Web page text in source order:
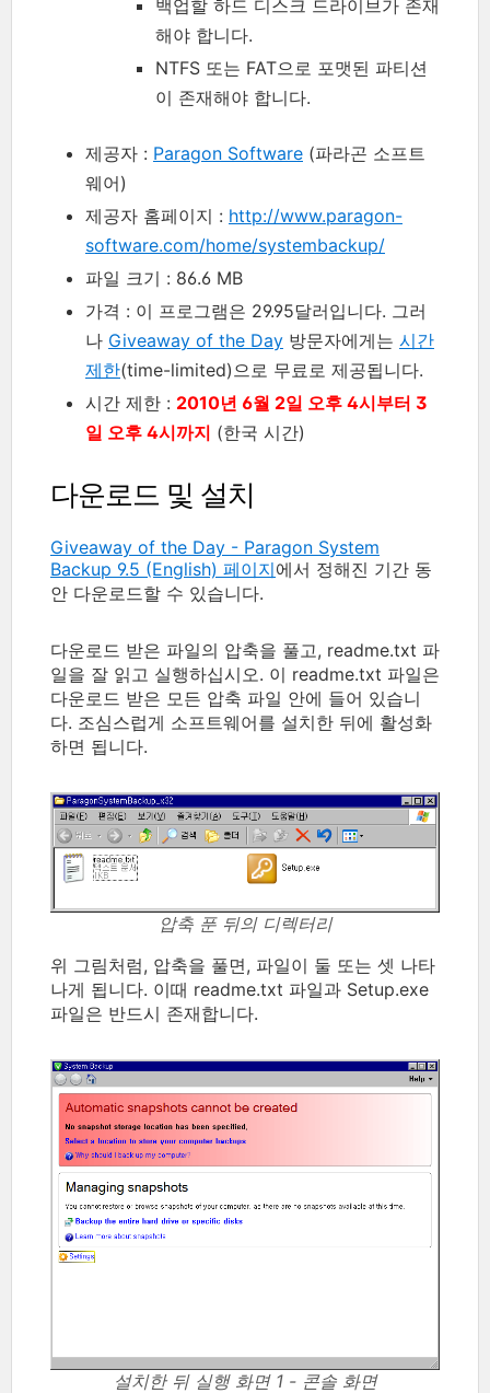
백업할 하드 디스크 드라이브가 존재
해야 합니다.
NTFS 또는 FAT으로 포맷된 파티션
이 존재해야 합니다.
제공자 : Paragon Software (파라곤 소프트
웨어)
제공자 홈페이지 : http://www.paragon-
software.com/home/systembackup/
파일 크기 : 86.6 MB
가격 : 이 프로그램은 29.95달러입니다. 그러
나 Giveaway of the Day 방문자에게는 시간
제한(time-limited)으로 무료로 제공됩니다.
시간 제한 : 2010년 6월 2일 오후 4시부터 3
일 오후 4시까지 (한국 시간)
다운로드 및 설치
Giveaway of the Day - Paragon System
Backup 9.5 (English) 페이지에서 정해진 기간 동
안 다운로드할 수 있습니다.
다운로드 받은 파일의 압축을 풀고, readme.txt 파
일을 잘 읽고 실행하십시오. 이 readme.txt 파일은
다운로드 받은 모든 압축 파일 안에 들어 있습니
다. 조심스럽게 소프트웨어를 설치한 뒤에 활성화
하면 됩니다.
압축 푼 뒤의 디렉터리
위 그림처럼, 압축을 풀면, 파일이 둘 또는 셋 나타
나게 됩니다. 이때 readme.txt 파일과 Setup.exe
파일은 반드시 존재합니다.
설치한 뒤 실행 화면 1 - 콘솔 화면